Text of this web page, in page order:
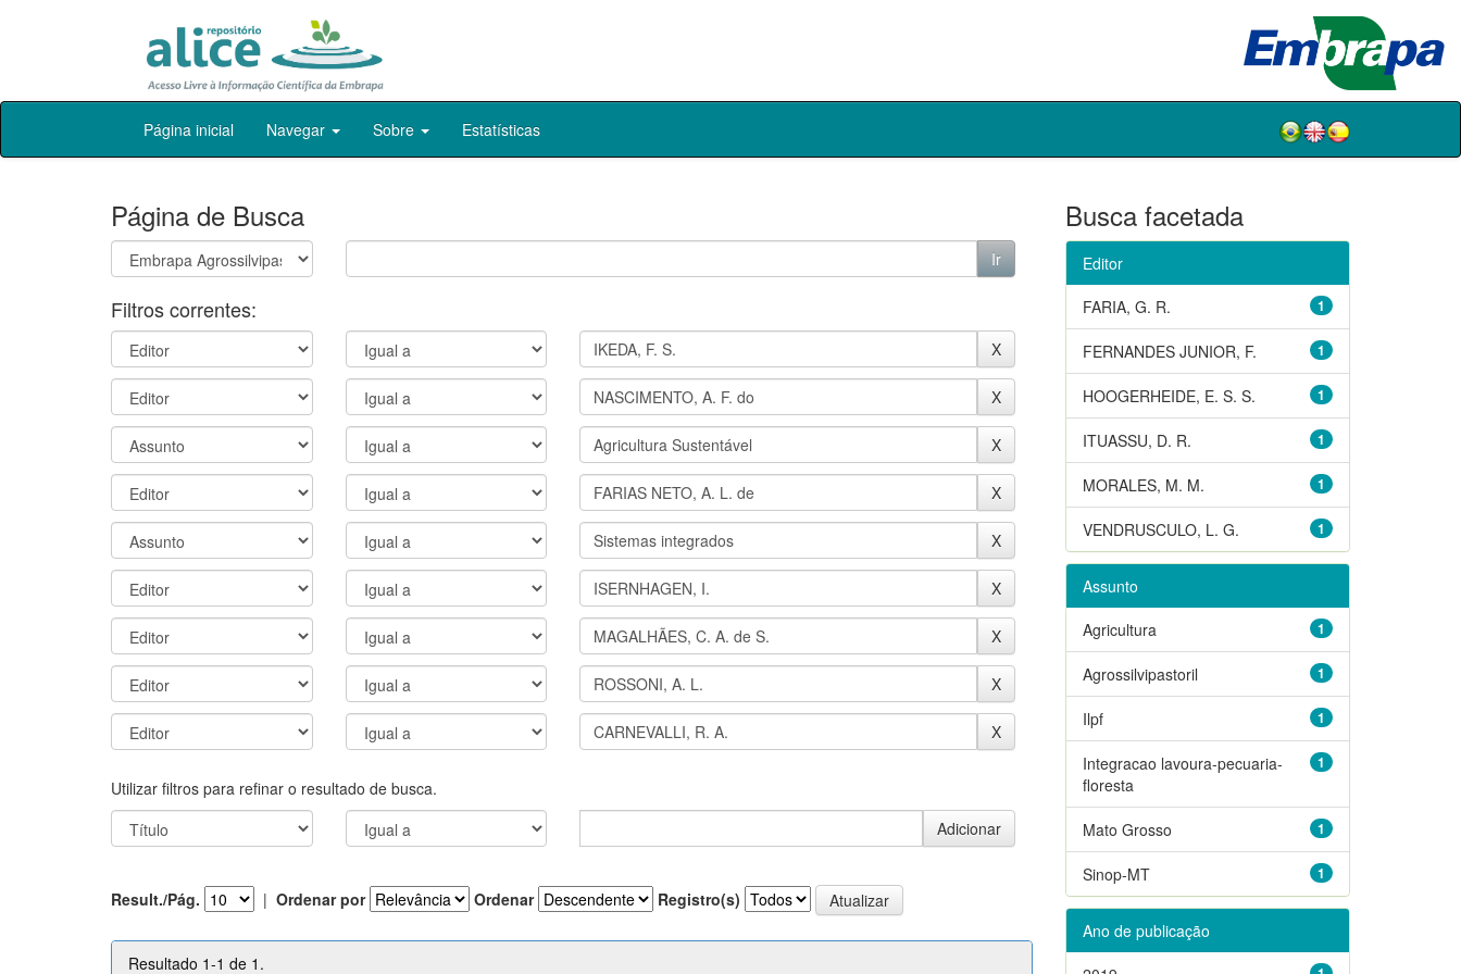
Skip
Página inicial Navegar Sobre Estatísticas
Página de Busca
Filtros correntes:
Utilizar filtros para refinar o resultado de busca.
Result./Pág. | Ordenar por Ordenar Registro(s)
Resultado 1-1 de 1.
Busca facetada
Editor
1
FARIA, G. R.
1
FERNANDES JUNIOR, F.
1
HOOGERHEIDE, E. S. S.
1
ITUASSU, D. R.
1
MORALES, M. M.
1
VENDRUSCULO, L. G.
Assunto
1
Agricultura
1
Agrossilvipastoril
1
Ilpf
1
Integracao lavoura-pecuaria-
floresta
1
Mato Grosso
1
Sinop-MT
Ano de publicação